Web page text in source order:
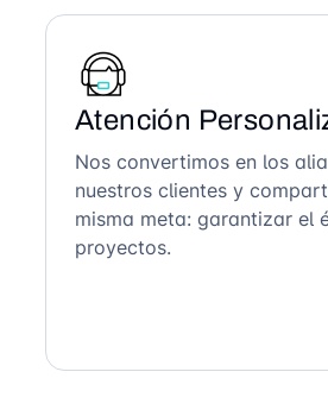
Atención
Nos convertimos en los
nuestros clientes y
misma meta: garantizar el
proyectos.